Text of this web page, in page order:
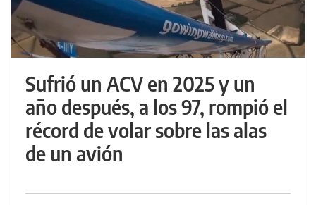
Sufrió un ACV en 2025 y un
año después, a los 97, rompió el
récord de volar sobre las alas
de un avión